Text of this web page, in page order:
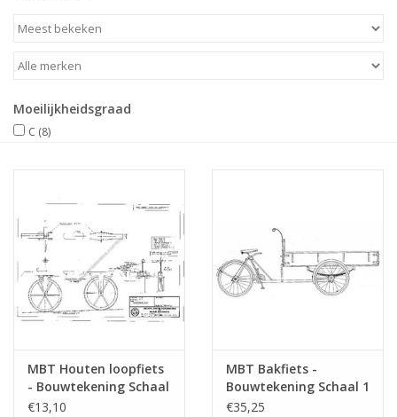
Machines
Documentatie
Nieuwe tekeningen
NIEUWE TIJDSCHRIFTEN
ABONNEMENT DE
Bouwbeschrijvingen
Moeilijkheidsgraad
C (8)
MBT Houten loopfiets
- Bouwtekening Schaal
1 : N/A (40.43.009)
€13,10
MBT Bakfiets -
Bouwtekening Schaal 1
: 8 (40.43.003)
€35,25